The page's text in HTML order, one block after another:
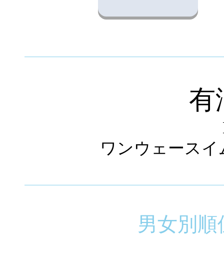
有
ワンウェースイ
男女別順